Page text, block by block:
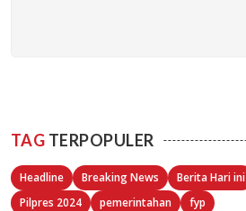
TAG TERPOPULER
Headline Breaking News Berita Hari ini
Pilpres 2024
pemerintahan fyp